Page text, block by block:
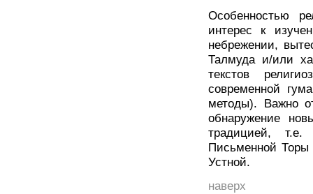
Особенностью
интерес к
небрежении,
Талмуда и/или
текстов
современной
методы). Важно
обнаружение
традицией, т.е.
Письменной
Устной.
наверх